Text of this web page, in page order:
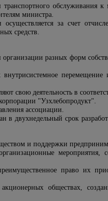
обслуживания
министра.
за счет
средств.
разных форм
свою деятельность в
"Узхлебопродукт".
ассоциации.
двухнедельный срок
и поддержки
мероприятия,
право их
обществах,